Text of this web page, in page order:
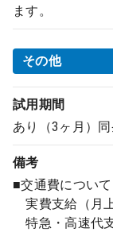
ます。
その他
試用期間
あり（3ヶ月）
備考
■交通費について
実費支給（月
特急・高速代